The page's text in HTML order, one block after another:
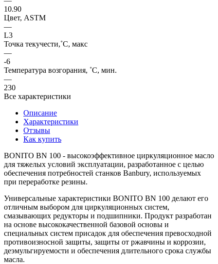
10.90
Цвет, ASTM
—
L3
Точка текучести,˚C, макс
—
-6
Температура возгорания, ˚C, мин.
—
230
Все характеристики
Описание
Характеристики
Отзывы
Как купить
BONITO BN 100 - высокоэффективное циркуляционное масло
для тяжелых условий эксплуатации, разработанное с целью
обеспечения потребностей станков Banbury, используемых
при переработке резины.
Универсальные характеристики BONITO BN 100 делают его
отличным выбором для циркуляционных систем,
смазывающих редукторы и подшипники. Продукт разработан
на основе высококачественной базовой основы и
специальных систем присадок для обеспечения превосходной
противоизносной защиты, защиты от ржавчины и коррозии,
деэмульгируемости и обеспечения длительного срока службы
масла.